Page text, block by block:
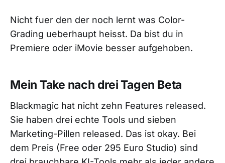
Nicht fuer den der noch lernt was Color-
Grading ueberhaupt heisst. Da bist du in
Premiere oder iMovie besser aufgehoben.
Mein Take nach drei Tagen Beta
Blackmagic hat nicht zehn Features released.
Sie haben drei echte Tools und sieben
Marketing-Pillen released. Das ist okay. Bei
dem Preis (Free oder 295 Euro Studio) sind